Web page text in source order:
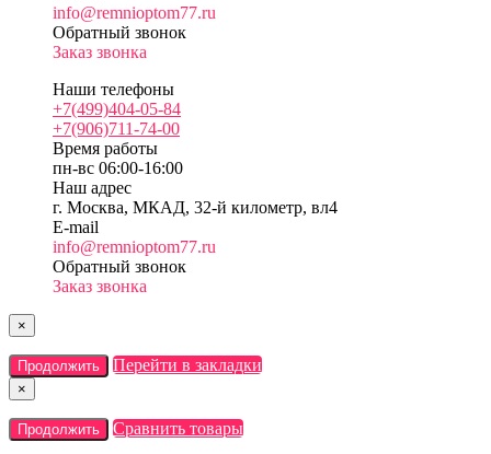
info@remnioptom77.ru
Обратный звонок
Заказ звонка
Наши телефоны
+7(499)404-05-84
+7(906)711-74-00
Время работы
пн-вс 06:00-16:00
Наш адрес
г. Москва, МКАД, 32-й километр, вл4
E-mail
info@remnioptom77.ru
Обратный звонок
Заказ звонка
×
Продолжить Перейти в закладки
×
Продолжить Сравнить товары